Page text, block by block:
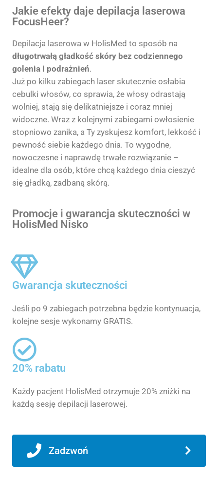
Jakie efekty daje depilacja laserowa
FocusHeer?
Depilacja laserowa w HolisMed to sposób na
długotrwałą gładkość skóry bez codziennego
golenia i podrażnień.
Już po kilku zabiegach laser skutecznie osłabia
cebulki włosów, co sprawia, że włosy odrastają
wolniej, stają się delikatniejsze i coraz mniej
widoczne. Wraz z kolejnymi zabiegami owłosienie
stopniowo zanika, a Ty zyskujesz komfort, lekkość i
pewność siebie każdego dnia. To wygodne,
nowoczesne i naprawdę trwałe rozwiązanie –
idealne dla osób, które chcą każdego dnia cieszyć
się gładką, zadbaną skórą.
Promocje i gwarancja skuteczności w
HolisMed Nisko
Gwarancja skuteczności
Jeśli po 9 zabiegach potrzebna będzie kontynuacja,
kolejne sesje wykonamy GRATIS.
20% rabatu
Każdy pacjent HolisMed otrzymuje 20% zniżki na
każdą sesję depilacji laserowej.
Zadzwoń